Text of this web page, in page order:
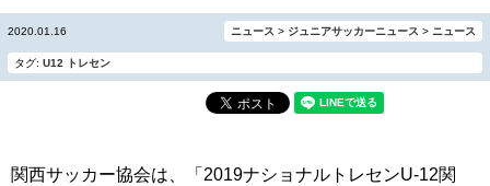
2020.01.16 ニュース > ジュニアサッカーニュース > ニュース
タグ: U12 トレセン
関西サッカー協会は、「2019ナショナルトレセンU-12関